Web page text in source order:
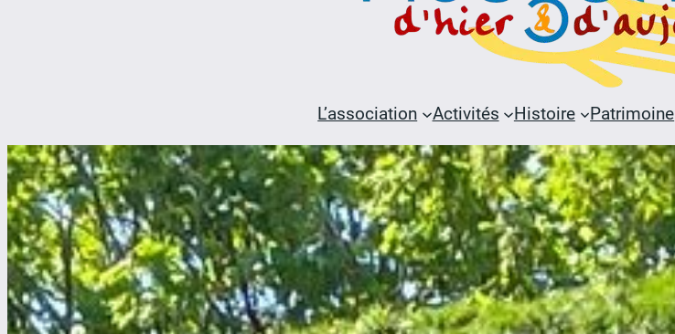
L’association Activités Histoire Patrimoine